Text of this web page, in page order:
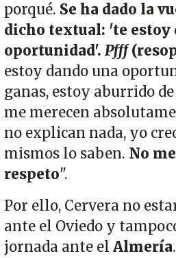
porqué. Se ha dado la
dicho textual: 'te estoy
oportunidad'.Pfff
estoy dando una
ganas, estoy aburrido
me merecen
no explican nada, yo
mismos lo saben. No
respeto".
Por ello, Cervera no
ante el Oviedo y
jornada ante el Almería